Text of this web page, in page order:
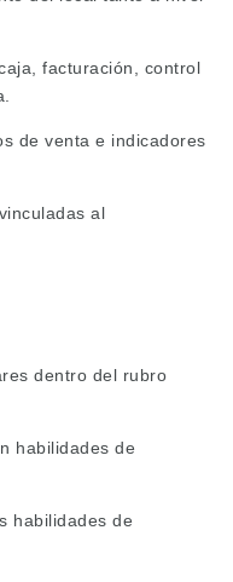
facturación, control
de venta e indicadores
al
dentro del rubro
habilidades de
habilidades de